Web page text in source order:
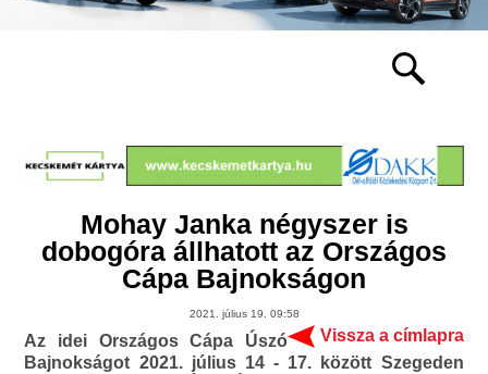
Mohay Janka négyszer is
dobogóra állhatott az Országos
Cápa Bajnokságon
2021. július 19. 09:58
Vissza a címlapra
Az idei Országos Cápa Úszó
Bajnokságot 2021. július 14 - 17. között Szegeden